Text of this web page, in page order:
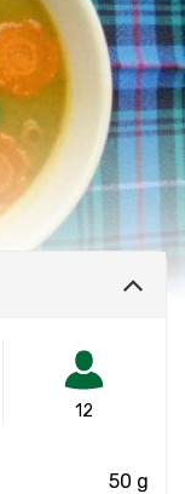
12
50 g